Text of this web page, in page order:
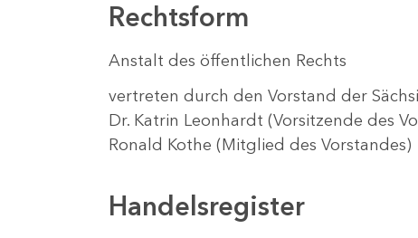
Rechtsform
Anstalt des öffentlichen Rechts
vertreten durch den Vorstand der
Dr. Katrin Leonhardt (Vorsitzende des
Ronald Kothe (Mitglied des Vorstandes)
Handelsregister